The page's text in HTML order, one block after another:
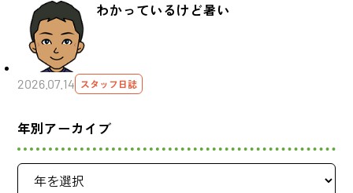
わかっているけど暑い
2026.07.14 スタッフ日誌
年別アーカイブ